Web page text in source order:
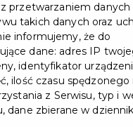
przetwarzaniem danych
takich danych oraz
informujemy, że do
dane: adres IP
identyfikator
ilość czasu spędzonego
z Serwisu, typ i
dane zbierane w